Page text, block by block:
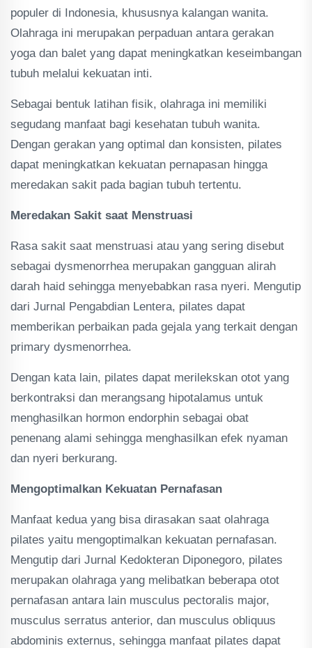
populer di Indonesia, khususnya kalangan wanita.
Olahraga ini merupakan perpaduan antara gerakan
yoga dan balet yang dapat meningkatkan keseimbangan
tubuh melalui kekuatan inti.
Sebagai bentuk latihan fisik, olahraga ini memiliki
segudang manfaat bagi kesehatan tubuh wanita.
Dengan gerakan yang optimal dan konsisten, pilates
dapat meningkatkan kekuatan pernapasan hingga
meredakan sakit pada bagian tubuh tertentu.
Meredakan Sakit saat Menstruasi
Rasa sakit saat menstruasi atau yang sering disebut
sebagai dysmenorrhea merupakan gangguan alirah
darah haid sehingga menyebabkan rasa nyeri. Mengutip
dari Jurnal Pengabdian Lentera, pilates dapat
memberikan perbaikan pada gejala yang terkait dengan
primary dysmenorrhea.
Dengan kata lain, pilates dapat merilekskan otot yang
berkontraksi dan merangsang hipotalamus untuk
menghasilkan hormon endorphin sebagai obat
penenang alami sehingga menghasilkan efek nyaman
dan nyeri berkurang.
Mengoptimalkan Kekuatan Pernafasan
Manfaat kedua yang bisa dirasakan saat olahraga
pilates yaitu mengoptimalkan kekuatan pernafasan.
Mengutip dari Jurnal Kedokteran Diponegoro, pilates
merupakan olahraga yang melibatkan beberapa otot
pernafasan antara lain musculus pectoralis major,
musculus serratus anterior, dan musculus obliquus
abdominis externus, sehingga manfaat pilates dapat